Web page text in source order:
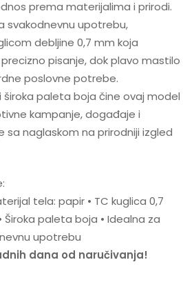
prema materijalima i prirodi.
svakodnevnu upotrebu,
debljine 0,7 mm koja
pisanje, dok plavo mastilo
poslovne potrebe.
paleta boja čine ovaj model
kampanje, događaje i
sa naglaskom na prirodniji izgled
tela: papir • TC kuglica 0,7
Široka paleta boja • Idealna za
upotrebu
dana od naručivanja!